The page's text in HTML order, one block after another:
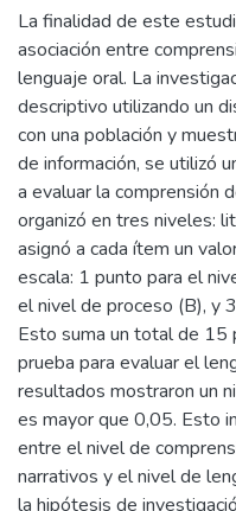
La finalidad de este
asociación entre
lenguaje oral. La
descriptivo utilizando un
con una población y
de información, se utilizó
a evaluar la comprensión
organizó en tres niveles:
asignó a cada ítem un
escala: 1 punto para el
el nivel de proceso (B), y
Esto suma un total de 15
prueba para evaluar el
resultados mostraron un
es mayor que 0,05. Esto
entre el nivel de
narrativos y el nivel de
la hipótesis de